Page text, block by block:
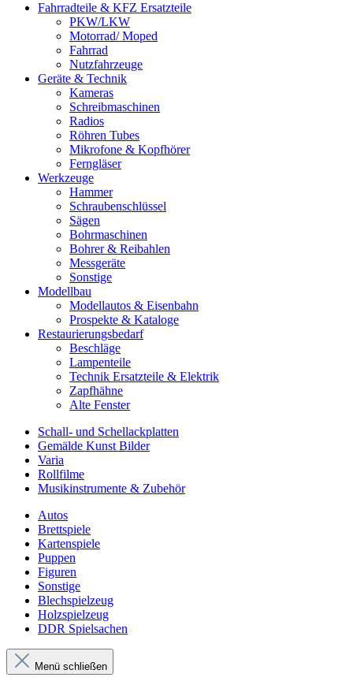
Fahrradteile & KFZ Ersatzteile
PKW/LKW
Motorrad/ Moped
Fahrrad
Nutzfahrzeuge
Geräte & Technik
Kameras
Schreibmaschinen
Radios
Röhren Tubes
Mikrofone & Kopfhörer
Ferngläser
Werkzeuge
Hammer
Schraubenschlüssel
Sägen
Bohrmaschinen
Bohrer & Reibahlen
Messgeräte
Sonstige
Modellbau
Modellautos & Eisenbahn
Prospekte & Kataloge
Restaurierungsbedarf
Beschläge
Lampenteile
Technik Ersatzteile & Elektrik
Zapfhähne
Alte Fenster
Schall- und Schellackplatten
Gemälde Kunst Bilder
Varia
Rollfilme
Musikinstrumente & Zubehör
Autos
Brettspiele
Kartenspiele
Puppen
Figuren
Sonstige
Blechspielzeug
Holzspielzeug
DDR Spielsachen
Menü schließen